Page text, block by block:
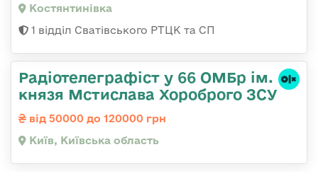
Костянтинівка
1 відділ Сватівського РТЦК та СП
Радіотелеграфіст у 66 ОМБр ім.
князя Мстислава Хороброго ЗСУ
від 50000 до 120000 грн
Київ, Київська область